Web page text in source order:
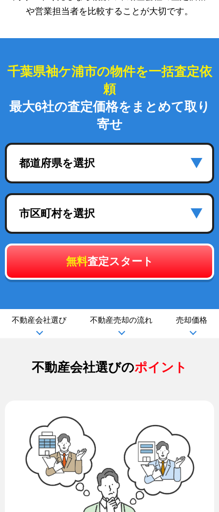
や営業担当者を比較することが大切です。
千葉県袖ケ浦市の物件を一括査定依
頼
最大6社の査定価格をまとめて取り
寄せ
都道府県を選択
市区町村を選択
無料査定スタート
不動産会社選び 不動産売却の流れ 売却価格
不動産会社選びのポイント